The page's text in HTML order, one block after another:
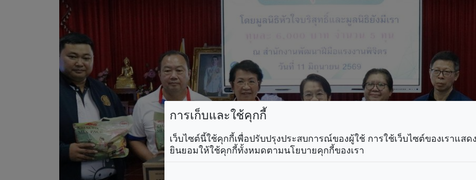
การเก็บและใช้คุกกี้
เว็บไซต์นี้ใช้คุกกี้เพื่อปรับปรุงประสบการณ์ของผู้ใช้ การใช้เว็บไซต์ของเราแส
ยินยอมให้ใช้คุกกี้ทั้งหมดตามนโยบายคุกกี้ของเรา